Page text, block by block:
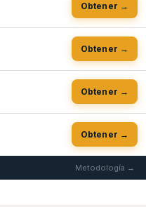
Obtener →
Obtener →
Obtener →
Obtener →
Metodología →